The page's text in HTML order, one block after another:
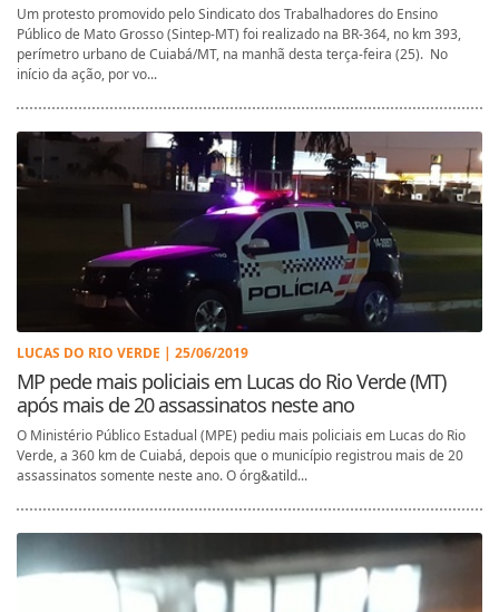
Um protesto promovido pelo Sindicato dos Trabalhadores do Ensino
Público de Mato Grosso (Sintep-MT) foi realizado na BR-364, no km 393,
perímetro urbano de Cuiabá/MT, na manhã desta terça-feira (25). No
início da ação, por vo...
LUCAS DO RIO VERDE | 25/06/2019
MP pede mais policiais em Lucas do Rio Verde (MT)
após mais de 20 assassinatos neste ano
O Ministério Público Estadual (MPE) pediu mais policiais em Lucas do Rio
Verde, a 360 km de Cuiabá, depois que o município registrou mais de 20
assassinatos somente neste ano. O órg&atild...